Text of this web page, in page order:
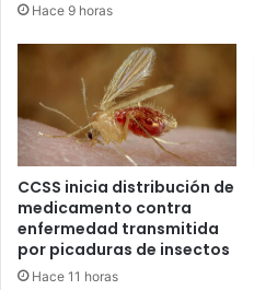
Hace 9 horas
CCSS inicia distribución de
medicamento contra
enfermedad transmitida
por picaduras de insectos
Hace 11 horas